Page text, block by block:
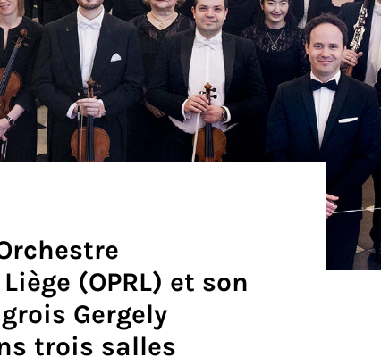
(OPRL) et son
Gergely
trois salles